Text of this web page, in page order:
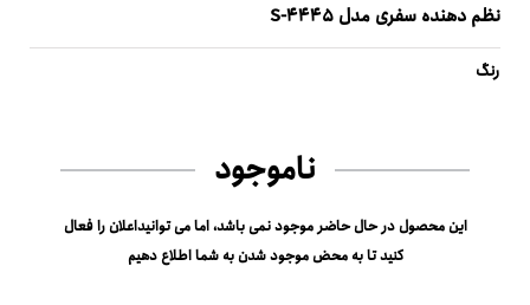
نظم دهنده سفری مدل S-4445
رنگ
ناموجود
این محصول در حال حاضر موجود نمی باشد، اما می توانیداعلان را فعال
کنید تا به محض موجود شدن به شما اطلاع دهیم